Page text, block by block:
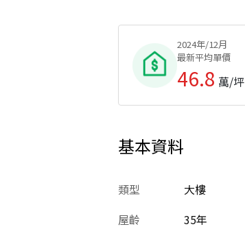
2024年/12月
最新平均單價
46.8 萬/坪
基本資料
類型
大樓
屋齡
35年